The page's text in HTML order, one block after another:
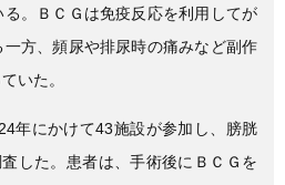
。ＢＣＧは免疫反応を利用してが
方、頻尿や排尿時の痛みなど副作
いた。
年にかけて43施設が参加し、膀胱
した。患者は、手術後にＢＣＧを